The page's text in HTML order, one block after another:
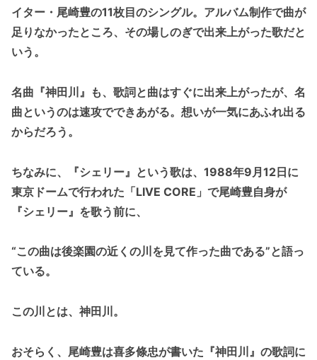
イター・尾崎豊の11枚目のシングル。アルバム制作で曲が
足りなかったところ、その場しのぎで出来上がった歌だと
いう。
名曲『神田川』も、歌詞と曲はすぐに出来上がったが、名
曲というのは速攻でできあがる。想いが一気にあふれ出る
からだろう。
ちなみに、『シェリー』という歌は、1988年9 月12日に
東京ドームで行われた「LIVE CORE 」で尾崎豊自身が
『シェリー』を歌う前に、
“この曲は後楽園の近くの川を見て作った曲である”と語っ
ている。
この川とは、神田川。
おそらく、尾崎豊は喜多條忠が書いた『神田川』の歌詞に